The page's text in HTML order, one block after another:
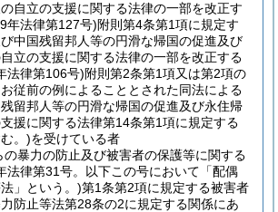
自立の支援に関する法律の一部を改正す
年法律第127号)附則第4条第1項に規定す
中国残留邦人等の円滑な帰国の促進及び
立の支援に関する法律の一部を改正する
法律第106号)附則第2条第1項又は第2項の
従前の例によることとされた同法による
留邦人等の円滑な帰国の促進及び永住帰
援に関する法律第14条第1項に規定する
。)を受けている者
の暴力の防止及び被害者の保護等に関する
法律第31号。以下この号において「配偶
」という。)第1条第2項に規定する被害者
防止等法第28条の2に規定する関係にあ